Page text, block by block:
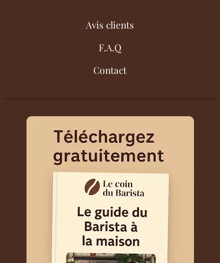
Avis clients
F.A.Q
Contact